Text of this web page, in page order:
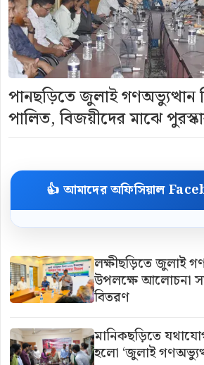
পানছড়িতে জুলাই
পালিত, বিজয়ীদের মাঝে
👍 আমাদের অফিসিয়াল
লক্ষীছড়িতে জুলাই
উপলক্ষে আলোচনা
বিতরণ
মানিকছড়িতে
হলো ‘জুলাই